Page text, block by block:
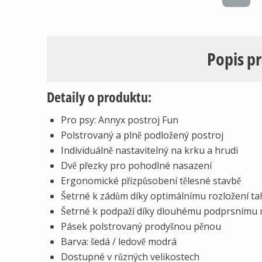
Popis
Detaily o produktu:
Pro psy: Annyx postroj Fun
Polstrovaný a plně podložený postroj
Individuálně nastavitelný na krku a hrudi
Dvě přezky pro pohodlné nasazení
Ergonomické přizpůsobení tělesné stavbě
Šetrné k zádům díky optimálnímu rozložení
Šetrné k podpaží díky dlouhému podprsnímu
Pásek polstrovaný prodyšnou pěnou
Barva: šedá / ledově modrá
Dostupné v různých velikostech